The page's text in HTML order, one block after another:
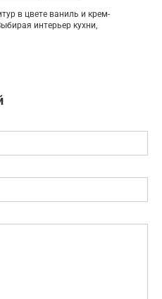
в цвете ваниль и крем-
интерьер кухни,